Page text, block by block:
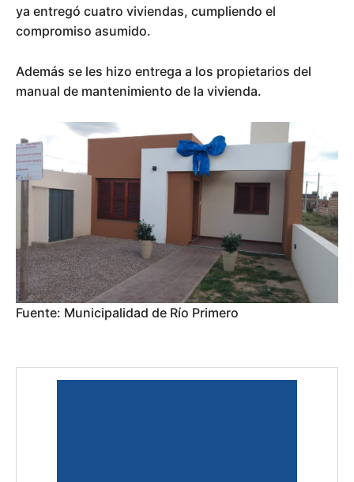
ya entregó cuatro viviendas, cumpliendo el
compromiso asumido.
Además se les hizo entrega a los propietarios del
manual de mantenimiento de la vivienda.
Fuente: Municipalidad de Río Primero